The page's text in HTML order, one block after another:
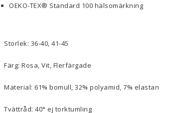
OEKO-TEX® Standard 100 hälsomärkning
Storlek: 36-40, 41-45
Färg: Rosa, Vit, Flerfärgade
Material: 61% bomull, 32% polyamid, 7% elastan
Tvättråd: 40° ej torktumling